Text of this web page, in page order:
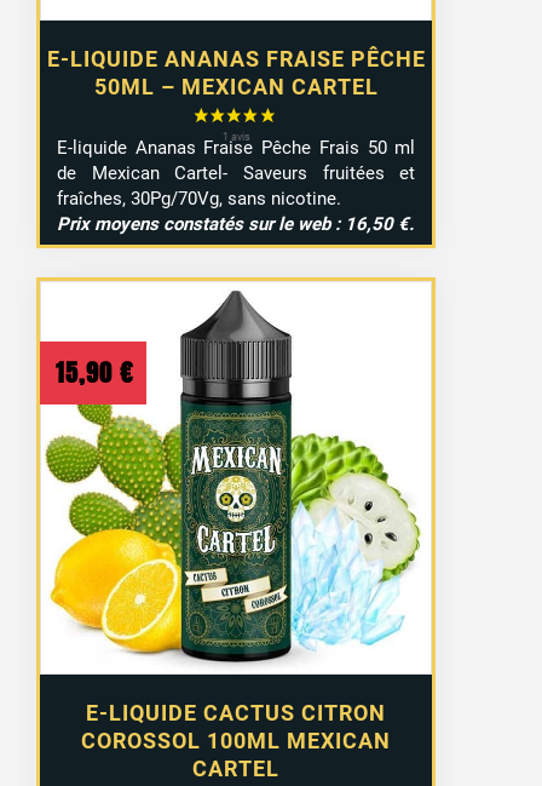
E-LIQUIDE ANANAS FRAISE PÊCHE
50ML – MEXICAN CARTEL
E-liquide Ananas Fraise Pêche Frais 50 ml
de Mexican Cartel- Saveurs fruitées et
fraîches, 30Pg/70Vg, sans nicotine.
Prix moyens constatés sur le web : 16,50 €.
E-LIQUIDE CACTUS CITRON
COROSSOL 100ML MEXICAN
CARTEL
15,90 €